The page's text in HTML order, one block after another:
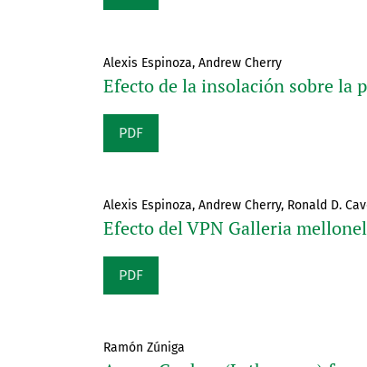
Alexis Espinoza, Andrew Cherry
Efecto de la insolación sobre la
PDF
Alexis Espinoza, Andrew Cherry, Ronald D.
Efecto del VPN Galleria
PDF
Ramón Zúniga